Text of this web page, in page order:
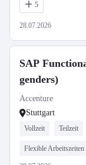
5
28.07.2026
SAP
genders)
Accenture
Stuttgart
Vollzeit Teilzeit
Flexible Arbeitszeiten